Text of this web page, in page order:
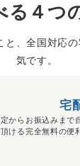
る４つ
と、全国対応
気です。
宅
からお振込みまで
ける完全無料の便